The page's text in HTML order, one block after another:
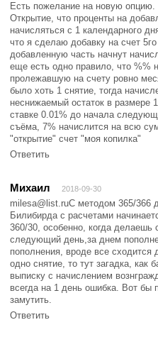
Есть пожелание на новую
Открытие, что проценты на
начисляться с 1 календарного
что я сделаю добавку на счет
добавленную часть начнут
еще есть одно правило, что %%
пролежавшую на счету ровно
было хоть 1 снятие, тогда
неснижаемый остаток в размере
ставке 0.01% до начала
съёма, 7% начислится на всю
"открытие" счет "моя копилка"
Ответить
Михаил 2018-09-30
milesa@list.ruС методом 365/366
Билибирда с расчетами
360/30, особенно, когда делаешь
следующий день,за днем
пополнения, вроде все сходится
одно снятие, то тут загадка, как
выписку с начислением
всегда на 1 день ошибка. Вот бы
замутить.
Ответить